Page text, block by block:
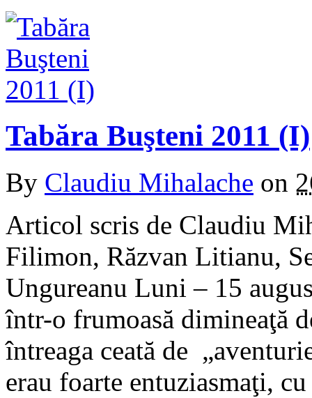
Tabăra Buşteni 2011 (I)
By Claudiu Mihalache on
Articol scris de Claudiu
Filimon, Răzvan Litianu,
Ungureanu Luni – 15
într-o frumoasă dimineaţă
întreaga ceată de
erau foarte entuziasmaţi,